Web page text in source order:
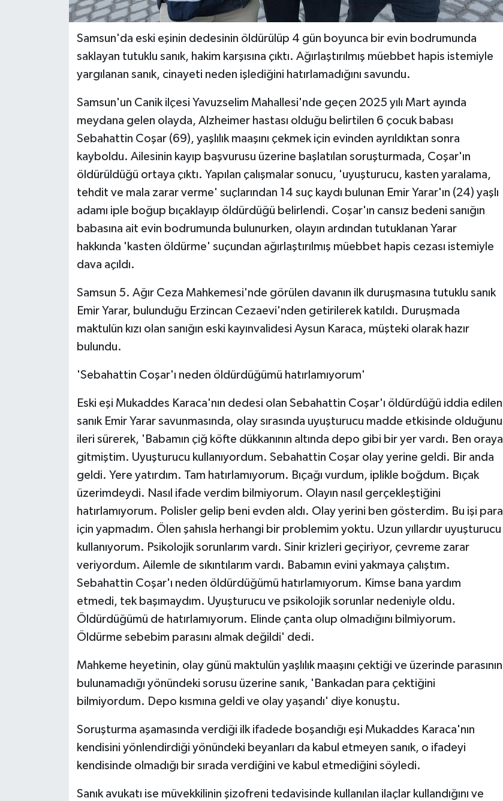
Samsun'da eski eşinin dedesinin öldürülüp 4 gün boyunca bir evin bodrumunda
saklayan tutuklu sanık, hakim karşısına çıktı. Ağırlaştırılmış müebbet hapis istemiyle
yargılanan sanık, cinayeti neden işlediğini hatırlamadığını savundu.
Samsun'un Canik ilçesi Yavuzselim Mahallesi'nde geçen 2025 yılı Mart ayında
meydana gelen olayda, Alzheimer hastası olduğu belirtilen 6 çocuk babası
Sebahattin Coşar (69), yaşlılık maaşını çekmek için evinden ayrıldıktan sonra
kayboldu. Ailesinin kayıp başvurusu üzerine başlatılan soruşturmada, Coşar'ın
öldürüldüğü ortaya çıktı. Yapılan çalışmalar sonucu, 'uyuşturucu, kasten yaralama,
tehdit ve mala zarar verme' suçlarından 14 suç kaydı bulunan Emir Yarar'ın (24) yaşlı
adamı iple boğup bıçaklayıp öldürdüğü belirlendi. Coşar'ın cansız bedeni sanığın
babasına ait evin bodrumunda bulunurken, olayın ardından tutuklanan Yarar
hakkında 'kasten öldürme' suçundan ağırlaştırılmış müebbet hapis cezası istemiyle
dava açıldı.
Samsun 5. Ağır Ceza Mahkemesi'nde görülen davanın ilk duruşmasına tutuklu sanık
Emir Yarar, bulunduğu Erzincan Cezaevi'nden getirilerek katıldı. Duruşmada
maktulün kızı olan sanığın eski kayınvalidesi Aysun Karaca, müşteki olarak hazır
bulundu.
'Sebahattin Coşar'ı neden öldürdüğümü hatırlamıyorum'
Eski eşi Mukaddes Karaca'nın dedesi olan Sebahattin Coşar'ı öldürdüğü iddia edilen
sanık Emir Yarar savunmasında, olay sırasında uyuşturucu madde etkisinde olduğunu
ileri sürerek, 'Babamın çiğ köfte dükkanının altında depo gibi bir yer vardı. Ben oraya
gitmiştim. Uyuşturucu kullanıyordum. Sebahattin Coşar olay yerine geldi. Bir anda
geldi. Yere yatırdım. Tam hatırlamıyorum. Bıçağı vurdum, iplikle boğdum. Bıçak
üzerimdeydi. Nasıl ifade verdim bilmiyorum. Olayın nasıl gerçekleştiğini
hatırlamıyorum. Polisler gelip beni evden aldı. Olay yerini ben gösterdim. Bu işi para
için yapmadım. Ölen şahısla herhangi bir problemim yoktu. Uzun yıllardır uyuşturucu
kullanıyorum. Psikolojik sorunlarım vardı. Sinir krizleri geçiriyor, çevreme zarar
veriyordum. Ailemle de sıkıntılarım vardı. Babamın evini yakmaya çalıştım.
Sebahattin Coşar'ı neden öldürdüğümü hatırlamıyorum. Kimse bana yardım
etmedi, tek başımaydım. Uyuşturucu ve psikolojik sorunlar nedeniyle oldu.
Öldürdüğümü de hatırlamıyorum. Elinde çanta olup olmadığını bilmiyorum.
Öldürme sebebim parasını almak değildi' dedi.
Mahkeme heyetinin, olay günü maktulün yaşlılık maaşını çektiği ve üzerinde parasının
bulunamadığı yönündeki sorusu üzerine sanık, 'Bankadan para çektiğini
bilmiyordum. Depo kısmına geldi ve olay yaşandı' diye konuştu.
Soruşturma aşamasında verdiği ilk ifadede boşandığı eşi Mukaddes Karaca'nın
kendisini yönlendirdiği yönündeki beyanları da kabul etmeyen sanık, o ifadeyi
kendisinde olmadığı bir sırada verdiğini ve kabul etmediğini söyledi.
Sanık avukatı ise müvekkilinin şizofreni tedavisinde kullanılan ilaçlar kullandığını ve